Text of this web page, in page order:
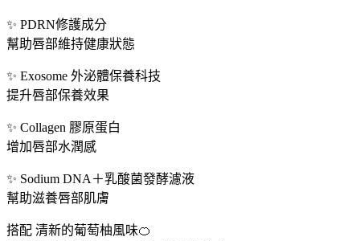
✨ PDRN修護成分
幫助唇部維持健康狀態
✨ Exosome 外泌體保養科技
提升唇部保養效果
✨ Collagen 膠原蛋白
增加唇部水潤感
✨ Sodium DNA＋乳酸菌發酵濾液
幫助滋養唇部肌膚
搭配 清新的葡萄柚風味🍊